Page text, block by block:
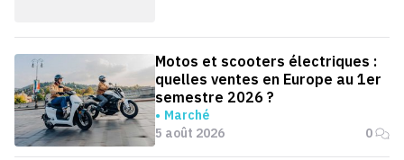
Motos et scooters électriques :
quelles ventes en Europe au 1er
semestre 2026 ?
Marché
5 août 2026
0